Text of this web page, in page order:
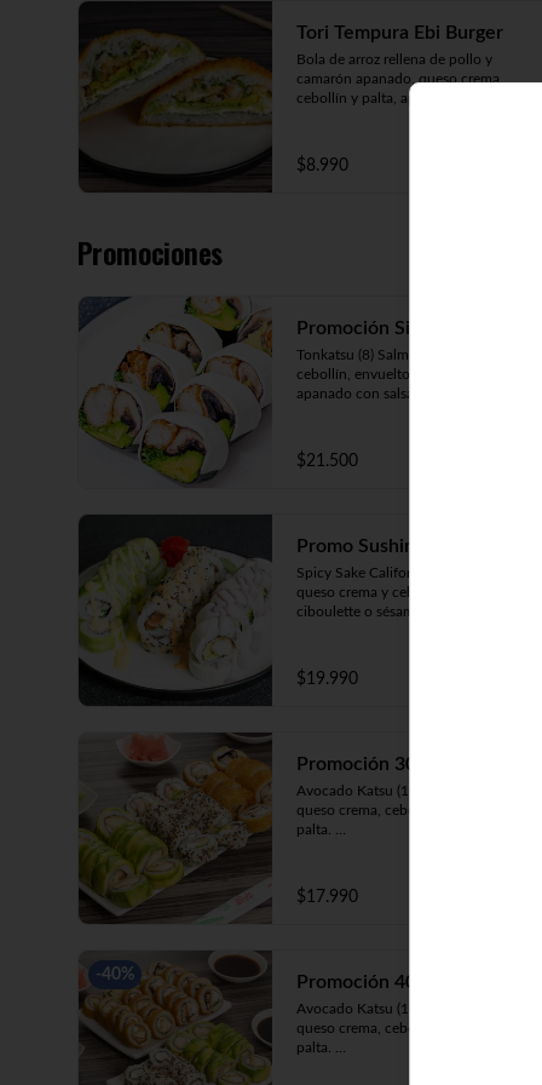
Tori Tempura Ebi Burger
Bola de arroz rellena de pollo y
camarón apanado, queso crema,
cebollín y palta, apanada en panko.
$8.990
Promociones
Promoción Sin Arroz
Tonkatsu (8) Salmón, queso crema,
cebollín, envuelto en salmón
apanado con salsa teriyaki
crema
Sake Ebi (8) Camarón, salmón, queso
$21.500
Promo Sushimiaus
Spicy Sake California (8) Salmón,
queso crema y cebollín envuelto en
ciboulette o sésamo cubierto de salsa
queso crema, cebollín, envuelto en
palta cubierto de salsa huancaína.
$19.990
Promoción 30
Avocado Katsu (10) Pollo apanado,
queso crema, cebollín envuelto en
palta.
ciboulette.
Champi Roll (10) Champiñón, queso
$17.990
-40% Promoción 40 Mixta
Avocado Katsu (10) Pollo apanado,
queso crema, cebollín, envuelto en
palta.